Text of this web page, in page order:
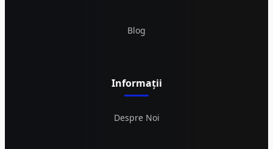
Blog
Informații
Despre Noi